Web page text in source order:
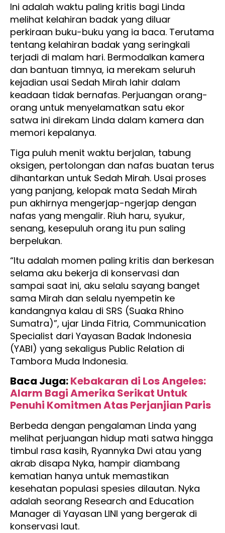
Ini adalah waktu paling kritis bagi Linda
melihat kelahiran badak yang diluar
perkiraan buku-buku yang ia baca. Terutama
tentang kelahiran badak yang seringkali
terjadi di malam hari. Bermodalkan kamera
dan bantuan timnya, ia merekam seluruh
kejadian usai Sedah Mirah lahir dalam
keadaan tidak bernafas. Perjuangan orang-
orang untuk menyelamatkan satu ekor
satwa ini direkam Linda dalam kamera dan
memori kepalanya.
Tiga puluh menit waktu berjalan, tabung
oksigen, pertolongan dan nafas buatan terus
dihantarkan untuk Sedah Mirah. Usai proses
yang panjang, kelopak mata Sedah Mirah
pun akhirnya mengerjap-ngerjap dengan
nafas yang mengalir. Riuh haru, syukur,
senang, kesepuluh orang itu pun saling
berpelukan.
“Itu adalah momen paling kritis dan berkesan
selama aku bekerja di konservasi dan
sampai saat ini, aku selalu sayang banget
sama Mirah dan selalu nyempetin ke
kandangnya kalau di SRS (Suaka Rhino
Sumatra)”, ujar Linda Fitria, Communication
Specialist dari Yayasan Badak Indonesia
(YABI) yang sekaligus Public Relation di
Tambora Muda Indonesia.
Baca Juga:Kebakaran di Los Angeles:
Alarm Bagi Amerika Serikat Untuk
Penuhi Komitmen Atas Perjanjian Paris
Berbeda dengan pengalaman Linda yang
melihat perjuangan hidup mati satwa hingga
timbul rasa kasih, Ryannyka Dwi atau yang
akrab disapa Nyka, hampir diambang
kematian hanya untuk memastikan
kesehatan populasi spesies dilautan. Nyka
adalah seorang Research and Education
Manager di Yayasan LINI yang bergerak di
konservasi laut.